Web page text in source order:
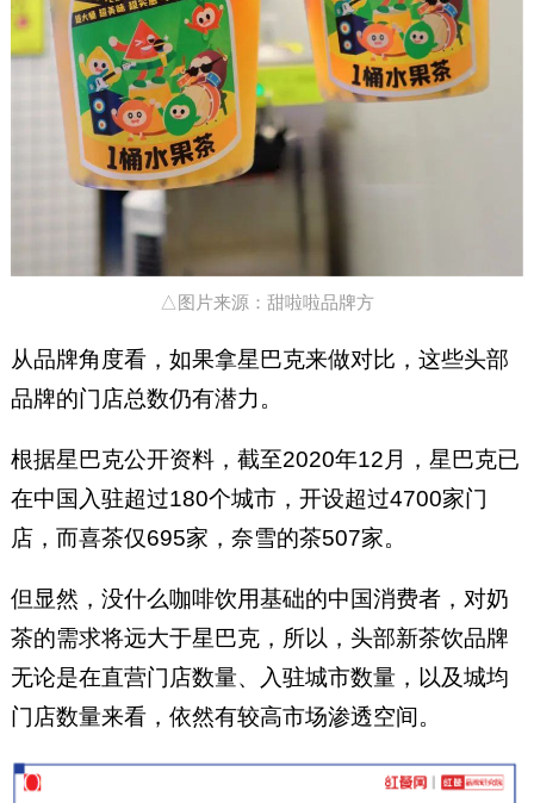
△图片来源：甜啦啦品牌方
从品牌角度看，如果拿星巴克来做对比，这些头部
品牌的门店总数仍有潜力。
根据星巴克公开资料，截至2020年12月，星巴克已
在中国入驻超过180个城市，开设超过4700家门
店，而喜茶仅695家，奈雪的茶507家。
但显然，没什么咖啡饮用基础的中国消费者，对奶
茶的需求将远大于星巴克，所以，头部新茶饮品牌
无论是在直营门店数量、入驻城市数量，以及城均
门店数量来看，依然有较高市场渗透空间。